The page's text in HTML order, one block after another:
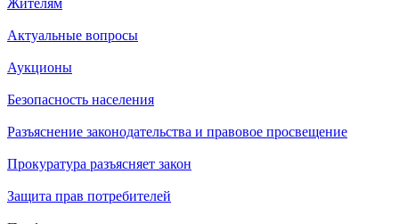
Жителям
Актуальные вопросы
Аукционы
Безопасность населения
Разъяснение законодательства и правовое просвещение
Прокуратура разъясняет закон
Защита прав потребителей